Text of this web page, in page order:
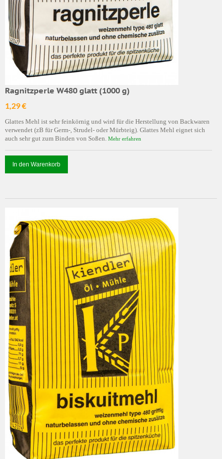
Ragnitzperle W480 glatt (1000 g)
1,29 €
Glattes Mehl ist sehr feinkörnig und wird für die Herstellung von Backwaren
verwendet (zB für Germ-, Strudel- oder Mürbteig). Glattes Mehl eignet sich
auch sehr gut zum Binden von Soßen. Mehr erfahren
In den Warenkorb